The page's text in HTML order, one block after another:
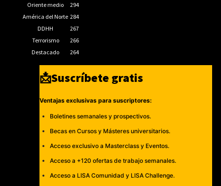
Oriente medio
294
América del Norte 284
DDHH
267
Terrorismo
266
Destacado
264
📩Suscríbete gratis
Ventajas exclusivas para suscriptores:
Boletines semanales y prospectivos.
Becas en Cursos y Másteres universitarios.
Acceso exclusivo a Masterclass y Eventos.
Acceso a +120 ofertas de trabajo semanales.
Acceso a LISA Comunidad y LISA Challenge.